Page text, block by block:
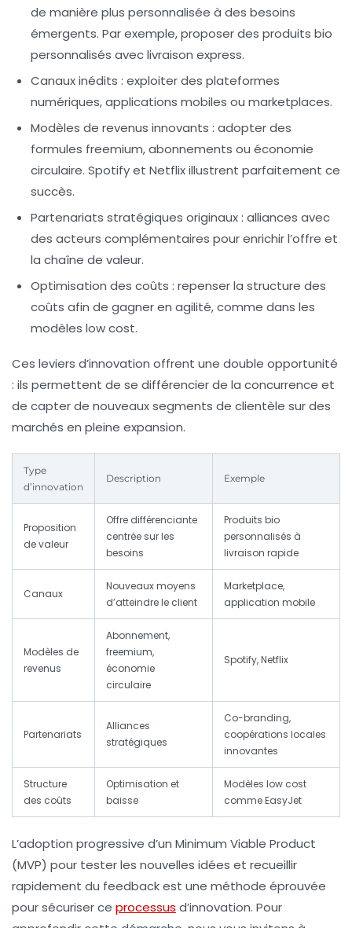
de manière plus personnalisée à des besoins
émergents. Par exemple, proposer des produits bio
personnalisés avec livraison express.
Canaux inédits : exploiter des plateformes
numériques, applications mobiles ou marketplaces.
Modèles de revenus innovants : adopter des
formules freemium, abonnements ou économie
circulaire. Spotify et Netflix illustrent parfaitement ce
succès.
Partenariats stratégiques originaux: alliances avec
des acteurs complémentaires pour enrichir l’offre et
la chaîne de valeur.
Optimisation des coûts : repenser la structure des
coûts afin de gagner en agilité, comme dans les
modèles low cost.
Ces leviers d’innovation offrent une double opportunité
: ils permettent de se différencier de la concurrence et
de capter de nouveaux segments de clientèle sur des
marchés en pleine expansion.
Type
d’innovation
Description Exemple
Proposition
de valeur
Offre différenciante
centrée sur les
besoins
Produits bio
personnalisés à
livraison rapide
Canaux
Nouveaux moyens
d’atteindre le client
Marketplace,
application mobile
Modèles de
revenus
Abonnement,
freemium,
économie
circulaire
Spotify, Netflix
Partenariats
Alliances
stratégiques
Co-branding,
coopérations locales
innovantes
Structure
des coûts
Optimisation et
baisse
Modèles low cost
comme EasyJet
L’adoption progressive d’un Minimum Viable Product
(MVP) pour tester les nouvelles idées et recueillir
rapidement du feedback est une méthode éprouvée
pour sécuriser ce processus d’innovation. Pour